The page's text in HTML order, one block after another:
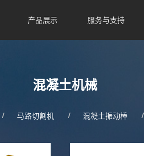
产品展示 服务与支持
混凝土机械
马路切割机 混凝土振动棒